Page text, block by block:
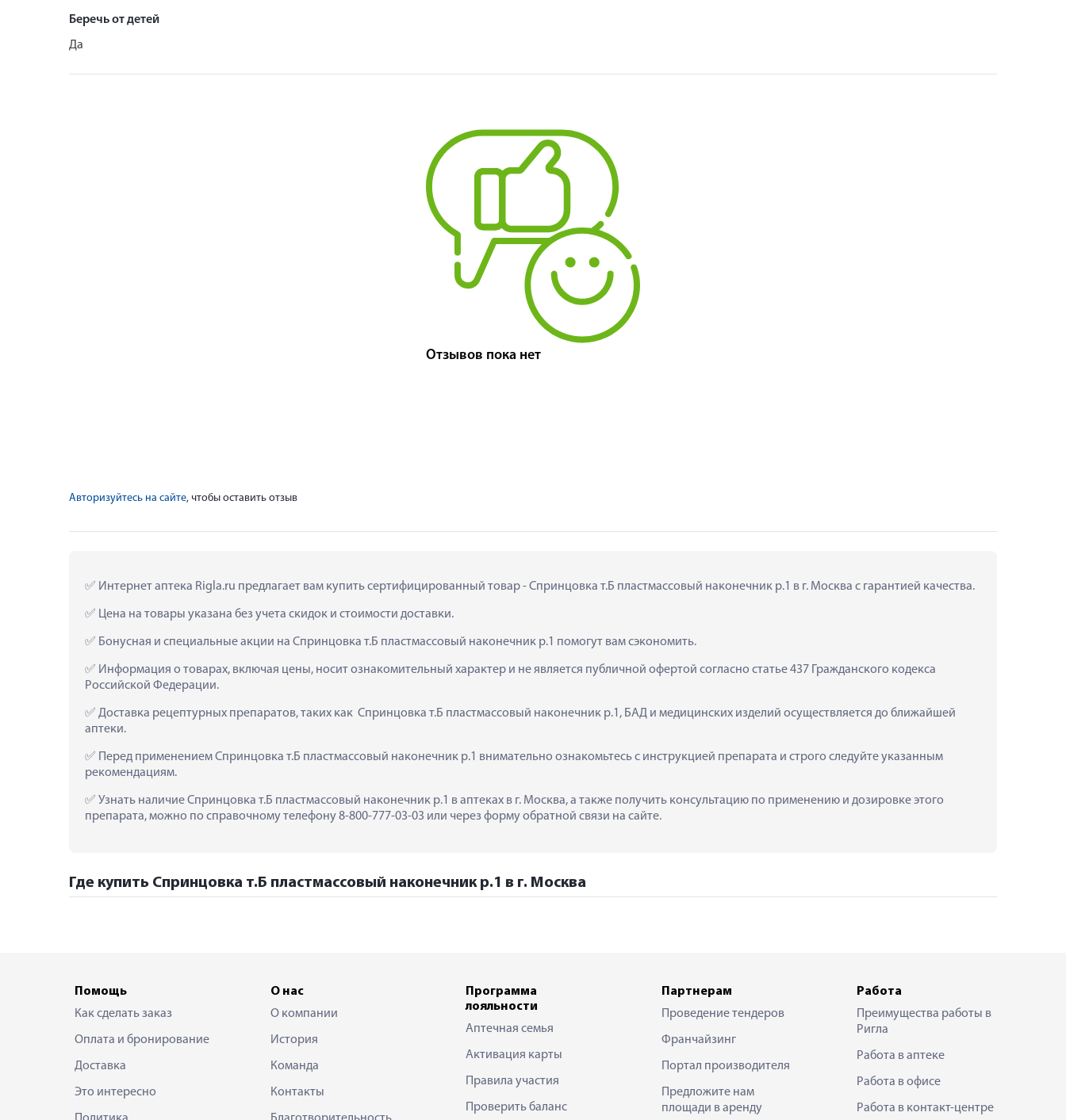
Беречь от детей
Да
Отзывов пока нет
Авторизуйтесь на сайте, чтобы оставить отзыв
Интернет аптека Rigla.ru предлагает вам купить сертифицированный товар - Спринцовка т.Б пластмассовый наконечник р.1 в г. Москва с гарантией качества.
Цена на товары указана без учета скидок и стоимости доставки.
Бонусная и специальные акции на Спринцовка т.Б пластмассовый наконечник р.1 помогут вам сэкономить.
Информация о товарах, включая цены, носит ознакомительный характер и не является публичной офертой согласно статье 437 Гражданского кодекса
Российской Федерации.
Доставка рецептурных препаратов, таких как  Спринцовка т.Б пластмассовый наконечник р.1, БАД и медицинских изделий осуществляется до ближайшей
аптеки.
Перед применением Спринцовка т.Б пластмассовый наконечник р.1 внимательно ознакомьтесь с инструкцией препарата и строго следуйте указанным
рекомендациям.
Узнать наличие Спринцовка т.Б пластмассовый наконечник р.1 в аптеках в г. Москва, а также получить консультацию по применению и дозировке этого
препарата, можно по справочному телефону 8-800-777-03-03 или через форму обратной связи на сайте.
Где купить Спринцовка т.Б пластмассовый наконечник р.1 в г. Москва
Помощь
Как сделать заказ
Оплата и бронирование
Доставка
Это интересно
О нас
О компании
История
Команда
Контакты
Программа
лояльности
Аптечная семья
Активация карты
Правила участия
Проверить баланс
Партнерам
Проведение тендеров
Франчайзинг
Портал производителя
Предложите нам
площади в аренду
Работа
Преимущества работы в
Ригла
Работа в аптеке
Работа в офисе
Работа в контакт-центре